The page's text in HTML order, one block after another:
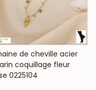
VOIR LE PRIX
de cheville acier
coquillage fleur
0225104